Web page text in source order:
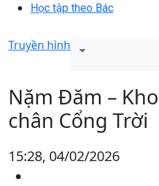
Học tập theo Bác
Truyền hình
Nặm Đăm –
chân Cổng Trời
15:28, 04/02/2026